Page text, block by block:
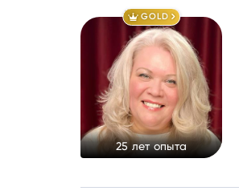
GOLD
25 лет опыта